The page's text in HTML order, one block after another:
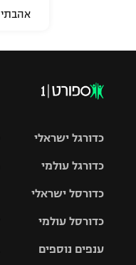
אהבתי
כדורגל ישראלי
גביע הטוטו
כדורגל עולמי
האלופות
ליגה
כדורסל ישראלי
סל
כדורסל עולמי
ענפים נוספים